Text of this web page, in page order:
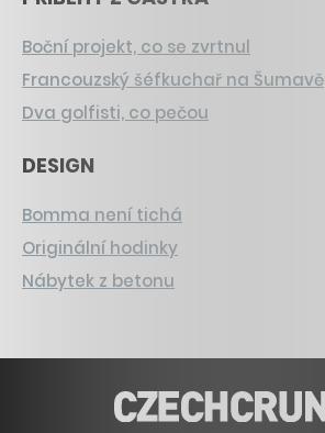
Boční projekt, co se zvrtnul
Francouzský šéfkuchař na Šumavě
Dva golfisti, co pečou
DESIGN
Bomma není tichá
Originální hodinky
Nábytek z betonu